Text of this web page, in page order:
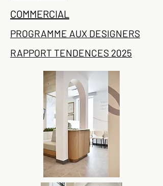
COMMERCIAL
PROGRAMME AUX DESIGNERS
RAPPORT TENDENCES 2025